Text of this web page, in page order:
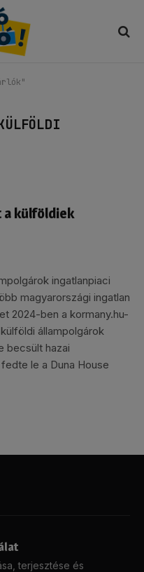
külföldiek
ingatlanpiaci
magyarországi ingatlan
2024-ben a kormany.hu-
állampolgárok
becsült hazai
le a Duna House
terjesztése és